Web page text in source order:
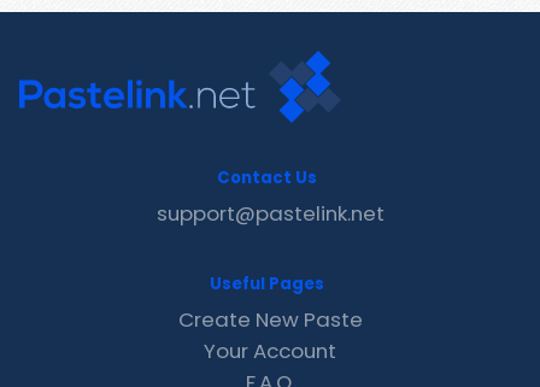
Contact Us
support@pastelink.net
Useful Pages
Create New Paste
Your Account